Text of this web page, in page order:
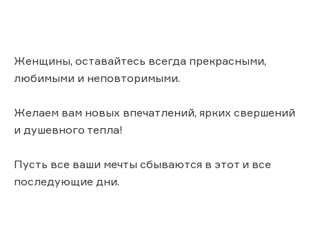
Женщины, оставайтесь всегда прекрасными,
любимыми и неповторимыми.
Желаем вам новых впечатлений, ярких свершений
и душевного тепла!
Пусть все ваши мечты сбываются в этот и все
последующие дни.